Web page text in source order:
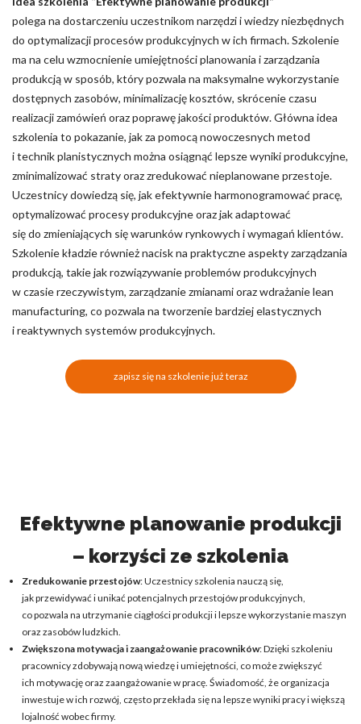
polega na dostarczeniu uczestnikom narzędzi i wiedzy niezbędnych
do optymalizacji procesów produkcyjnych w ich firmach. Szkolenie
ma na celu wzmocnienie umiejętności planowania i zarządzania
produkcją w sposób, który pozwala na maksymalne wykorzystanie
dostępnych zasobów, minimalizację kosztów, skrócenie czasu
realizacji zamówień oraz poprawę jakości produktów. Główna idea
szkolenia to pokazanie, jak za pomocą nowoczesnych metod
i technik planistycznych można osiągnąć lepsze wyniki produkcyjne,
zminimalizować straty oraz zredukować nieplanowane przestoje.
Uczestnicy dowiedzą się, jak efektywnie harmonogramować pracę,
optymalizować procesy produkcyjne oraz jak adaptować
się do zmieniających się warunków rynkowych i wymagań klientów.
Szkolenie kładzie również nacisk na praktyczne aspekty zarządzania
produkcją, takie jak rozwiązywanie problemów produkcyjnych
w czasie rzeczywistym, zarządzanie zmianami oraz wdrażanie lean
manufacturing, co pozwala na tworzenie bardziej elastycznych
i reaktywnych systemów produkcyjnych.
zapisz się na szkolenie już teraz
Efektywne planowanie produkcji
– korzyści ze szkolenia
Zredukowanie przestojów: Uczestnicy szkolenia nauczą się,
jak przewidywać i unikać potencjalnych przestojów produkcyjnych,
co pozwala na utrzymanie ciągłości produkcji i lepsze wykorzystanie maszyn
oraz zasobów ludzkich.
Zwiększona motywacja i zaangażowanie pracowników: Dzięki szkoleniu
pracownicy zdobywają nową wiedzę i umiejętności, co może zwiększyć
ich motywację oraz zaangażowanie w pracę. Świadomość, że organizacja
inwestuje w ich rozwój, często przekłada się na lepsze wyniki pracy i większą
lojalność wobec firmy.